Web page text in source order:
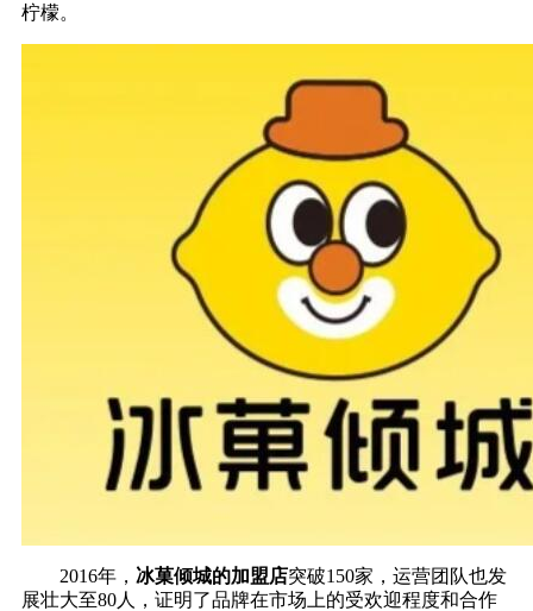
柠檬。
2016年， 冰菓倾城的加盟店突破150家，运营团队也发
展壮大至80人，证明了品牌在市场上的受欢迎程度和合作